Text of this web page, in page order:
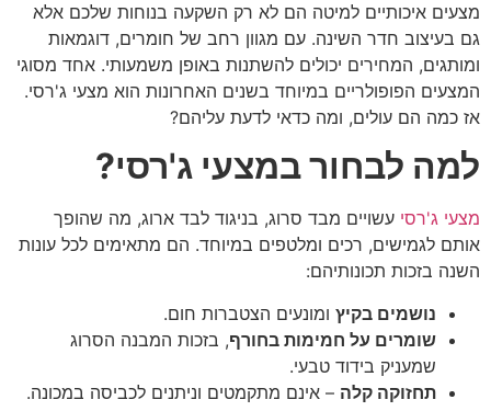
מצעים איכותיים למיטה הם לא רק השקעה בנוחות שלכם אלא
גם בעיצוב חדר השינה. עם מגוון רחב של חומרים, דוגמאות
ומותגים, המחירים יכולים להשתנות באופן משמעותי. אחד מסוגי
המצעים הפופולריים במיוחד בשנים האחרונות הוא מצעי ג'רסי.
אז כמה הם עולים, ומה כדאי לדעת עליהם?
למה לבחור במצעי ג'רסי?
מצעי ג'רסי עשויים מבד סרוג, בניגוד לבד ארוג, מה שהופך
אותם לגמישים, רכים ומלטפים במיוחד. הם מתאימים לכל עונות
השנה בזכות תכונותיהם:
נושמים בקיץ ומונעים הצטברות חום.
שומרים על חמימות בחורף, בזכות המבנה הסרוג
שמעניק בידוד טבעי.
תחזוקה קלה – אינם מתקמטים וניתנים לכביסה במכונה.